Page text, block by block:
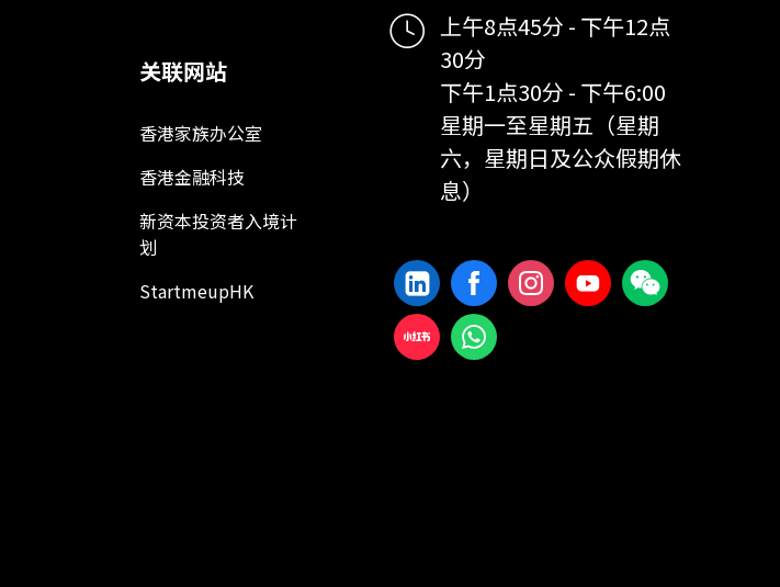
关联网站
香港家族办公室
香港金融科技
新资本投资者入境计
划
StartmeupHK
上午8点45分 - 下午12点
30分
下午1点30分 - 下午6:00
星期一至星期五（星期
六，星期日及公众假期休
息）